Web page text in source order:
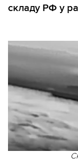
складу РФ у